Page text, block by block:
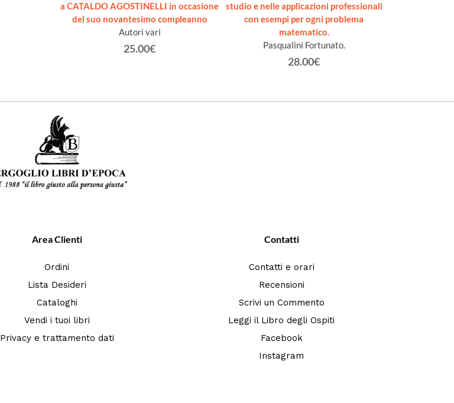
a CATALDO AGOSTINELLI in occasione
del suo novantesimo compleanno
Autori vari
25.00€
studio e nelle applicazioni professionali
con esempi per ogni problema
matematico.
Pasqualini Fortunato.
28.00€
Area Clienti
Ordini
Lista Desideri
Cataloghi
Vendi i tuoi libri
Privacy e trattamento dati
Contatti
Contatti e orari
Recensioni
Scrivi un Commento
Leggi il Libro degli Ospiti
Facebook
Instagram